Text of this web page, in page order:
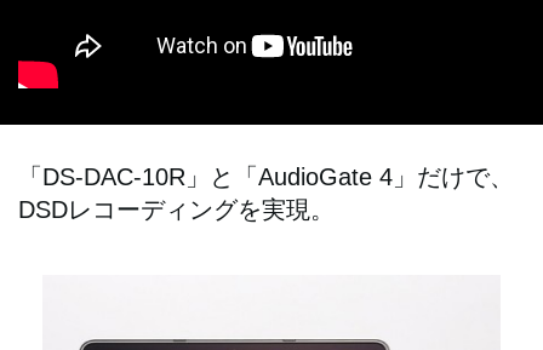
「DS-DAC-10R」と「AudioGate 4」だけで、
DSDレコーディングを実現。